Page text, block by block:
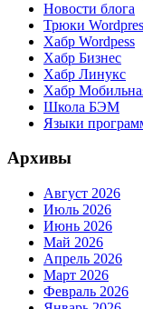
Новости блога
Трюки
Хабр Wordpess
Хабр Бизнес
Хабр Линукс
Хабр
Школа БЭМ
Языки
Архивы
Август 2026
Июль 2026
Июнь 2026
Май 2026
Апрель 2026
Март 2026
Февраль 2026